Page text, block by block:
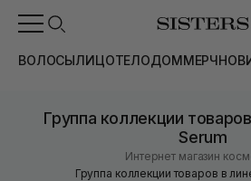
ВОЛОСЫЛИЦОТЕЛОДОММЕРЧ
Группа коллекции
Serum
Интернет магазин
Группа коллекции товаров в